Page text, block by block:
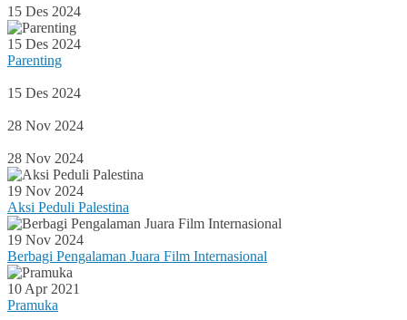
15 Des 2024
15 Des 2024
Parenting
15 Des 2024
28 Nov 2024
28 Nov 2024
19 Nov 2024
Aksi Peduli Palestina
19 Nov 2024
Berbagi Pengalaman Juara Film Internasional
10 Apr 2021
Pramuka